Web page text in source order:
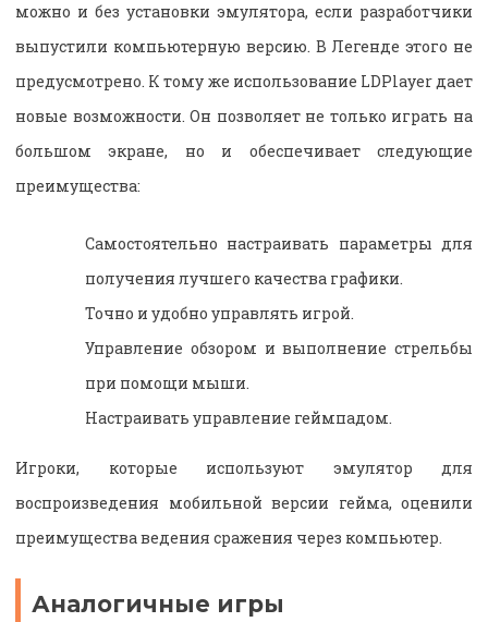
можно и без установки эмулятора, если разработчики
выпустили компьютерную версию. В Легенде этого не
предусмотрено. К тому же использование LDPlayer дает
новые возможности. Он позволяет не только играть на
большом экране, но и обеспечивает следующие
преимущества:
Самостоятельно настраивать параметры для
получения лучшего качества графики.
Точно и удобно управлять игрой.
Управление обзором и выполнение стрельбы
при помощи мыши.
Настраивать управление геймпадом.
Игроки, которые используют эмулятор для
воспроизведения мобильной версии гейма, оценили
преимущества ведения сражения через компьютер.
Аналогичные игры